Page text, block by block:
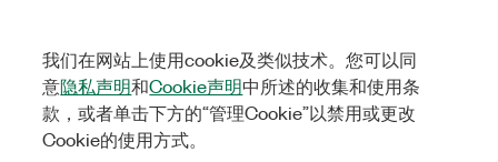
我们在网站上使用cookie及类似技术。您可以同
意隐私声明和Cookie声明中所述的收集和使用条
款，或者单击下方的“管理Cookie”以禁用或更改
Cookie的使用方式。